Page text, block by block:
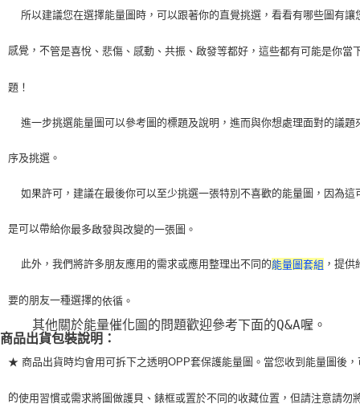
所以建議您在選擇能量圖時，可以跟著你的直覺挑選，看看有哪些圖有讓
感覺，不管是喜悅、悲傷、感動、共振、啟發等都好，這些都有可能是你當
題！
進一步挑選能量圖可以參考圖的標題及說明，進而與你想處理面對的議題
序及挑選。
如果許可，建議在最後你可以至少挑選一張特別不喜歡的能量圖，因為這
是可以帶給你最多啟發與改變的一張圖。
    此外，我們將許多朋友應用的需求或應用整理出不同的
能量圖套組 ，提供
要的朋友一種選擇的依循。
    其他關於能量催化圖的問題歡迎參考下面的Q&A喔。
商品出貨包裝說明：
★ 商品出貨時均會用可拆下之透明OPP套保護能量圖。當您收到能量圖後，
的使用習慣或需求將圖做護貝、錶框或置於不同的收藏位置，但請注意請勿